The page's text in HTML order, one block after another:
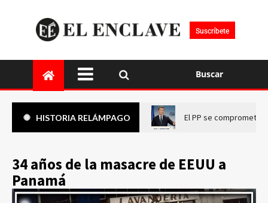
Suscríbete
Buscar
HISTORIA RELÁMPAGO El PP se compromete
34 años de la masacre de EEUU a
Panamá